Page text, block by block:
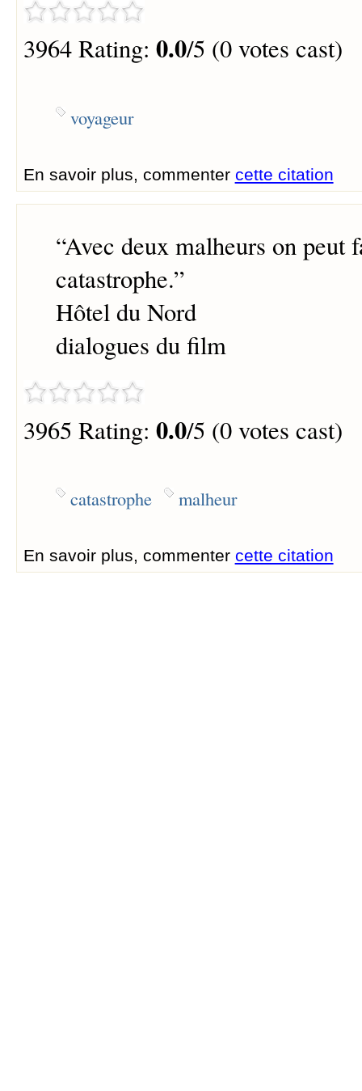
3964 Rating: 0.0/5 (0 votes cast)
voyageur
En savoir plus, commenter cette citation
“Avec deux malheurs on peut
catastrophe.”
Hôtel du Nord
dialogues du film
3965 Rating: 0.0/5 (0 votes cast)
catastrophe malheur
En savoir plus, commenter cette citation